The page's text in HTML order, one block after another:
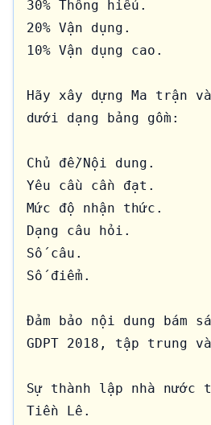
30% Thông hiểu.
20% Vận dụng.
10% Vận dụng cao.
Hãy xây dựng Ma trận
dưới dạng bảng gồm:
Chủ đề/Nội dung.
Yêu cầu cần đạt.
Mức độ nhận thức.
Dạng câu hỏi.
Số câu.
Số điểm.
Đảm bảo nội dung bám
GDPT 2018, tập trung
Sự thành lập nhà nước
Tiền Lê.